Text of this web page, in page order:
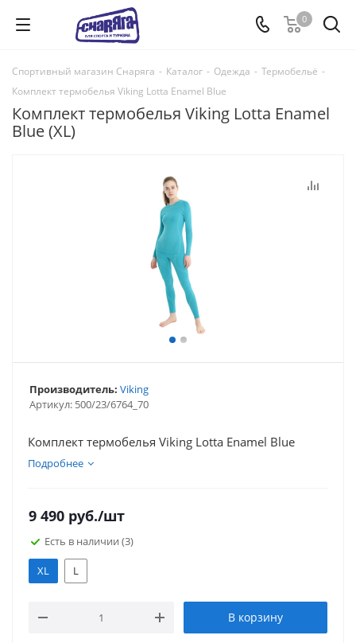
0
Спортивный магазин Снаряга - Каталог - Одежда - Термобельё -
Комплект термобелья Viking Lotta Enamel Blue
Комплект термобелья Viking Lotta Enamel
Blue (XL)
Артикул: 500/23/6764_70
Производитель: Viking
Комплект термобелья Viking Lotta Enamel Blue
Подробнее
9 490 руб./шт
Есть в наличии (3)
XL L
В корзину